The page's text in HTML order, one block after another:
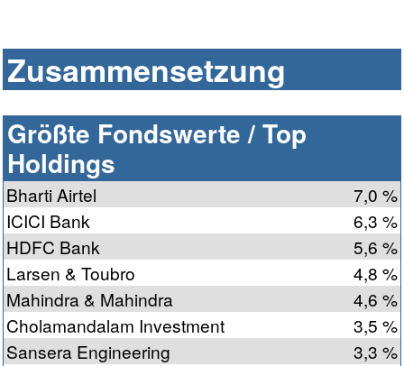
Zusammensetzung
Größte Fondswerte / Top
Holdings
Bharti Airtel
7,0 %
ICICI Bank
6,3 %
HDFC Bank
5,6 %
Larsen & Toubro
4,8 %
Mahindra & Mahindra
4,6 %
Cholamandalam Investment
3,5 %
Sansera Engineering
3,3 %